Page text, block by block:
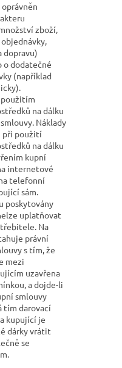
zboží,
dopravu)
o dodatečné
(například
použitím
na dálku
Náklady
při použití
na dálku
kupní
internetové
telefonní
sám.
poskytovány
uplatňovat
Na
právní
s tím, že
mezi
uzavřena
a dojde-li
smlouvy
tím darovací
kupující je
dárky vrátit
se